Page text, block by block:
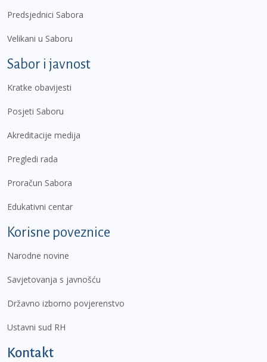
Predsjednici Sabora
Velikani u Saboru
Sabor i javnost
Kratke obavijesti
Posjeti Saboru
Akreditacije medija
Pregledi rada
Proračun Sabora
Edukativni centar
Korisne poveznice
Narodne novine
Savjetovanja s javnošću
Državno izborno povjerenstvo
Ustavni sud RH
Kontakt